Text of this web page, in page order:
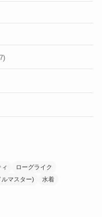
ローグライク
マスター)
水着